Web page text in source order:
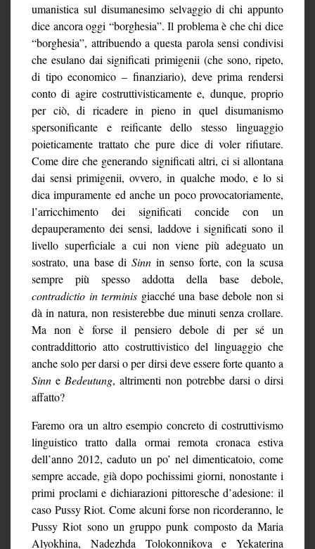
umanistica sul disumanesimo selvaggio di chi appunto
dice ancora oggi “borghesia”. Il problema è che chi dice
“borghesia”, attribuendo a questa parola sensi condivisi
che esulano dai significati primigenii (che sono, ripeto,
di tipo economico – finanziario), deve prima rendersi
conto di agire costruttivisticamente e, dunque, proprio
per ciò, di ricadere in pieno in quel disumanismo
spersonificante e reificante dello stesso linguaggio
poieticamente trattato che pure dice di voler rifiutare.
Come dire che generando significati altri, ci si allontana
dai sensi primigenii, ovvero, in qualche modo, e lo si
dica impuramente ed anche un poco provocatoriamente,
l’arricchimento dei significati concide con un
depauperamento dei sensi, laddove i significati sono il
livello superficiale a cui non viene più adeguato un
sostrato, una base diSinn in senso forte, con la scusa
sempre più spesso addotta della base debole,
contradictio in terminis giacché una base debole non si
dà in natura, non resisterebbe due minuti senza crollare.
Ma non è forse il pensiero debole di per sé un
contraddittorio atto costruttivistico del linguaggio che
anche solo per darsi o per dirsi deve essere forte quanto a
Sinn e Bedeutung, altrimenti non potrebbe darsi o dirsi
affatto?
Faremo ora un altro esempio concreto di costruttivismo
linguistico tratto dalla ormai remota cronaca estiva
dell’anno 2012, caduto un po’ nel dimenticatoio, come
sempre accade, già dopo pochissimi giorni, nonostante i
primi proclami e dichiarazioni pittoresche d’adesione: il
caso Pussy Riot. Come alcuni forse non ricorderanno, le
Pussy Riot sono un gruppo punk composto da Maria
Alyokhina, Nadezhda Tolokonnikova e Yekaterina